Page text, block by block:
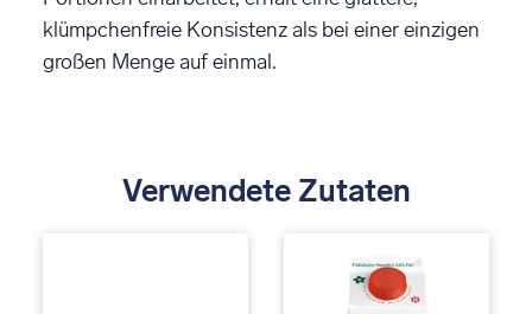
klümpchenfreie Konsistenz als bei einer einzigen
großen Menge auf einmal.
Verwendete Zutaten